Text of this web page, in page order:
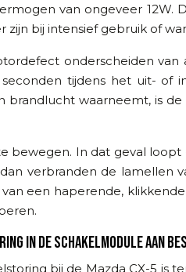
van ongeveer
zijn bij intensief gebruik of
onderscheiden
tijdens het uit- of
brandlucht waarneemt, is
bewegen. In dat geval
verbranden de lamellen
een haperende,
IN DE SCHAKELMODULE AAN
bij de Mazda CX-5 is